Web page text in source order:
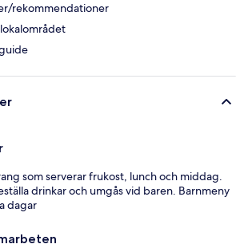
rekommendationer
som serverar frukost, lunch och middag.
drinkar och umgås vid baren. Barnmeny
dagar